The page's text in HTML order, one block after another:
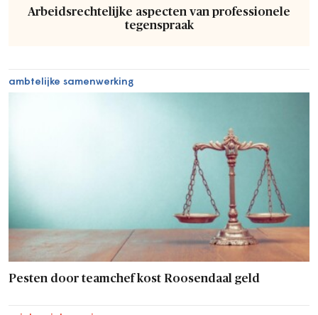
Arbeidsrechtelijke aspecten van professionele
tegenspraak
ambtelijke samenwerking
Pesten door teamchef kost Roosendaal geld